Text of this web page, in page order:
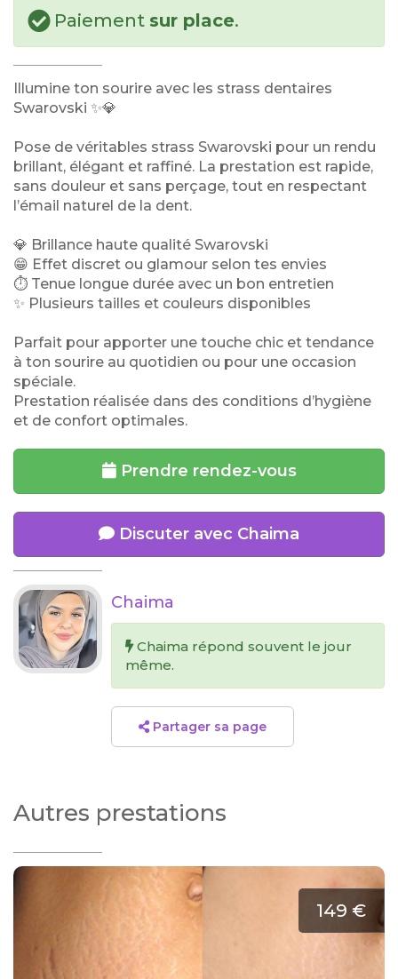
Paiement sur place.
Illumine ton sourire avec les strass dentaires
Swarovski ✨💎
Pose de véritables strass Swarovski pour un rendu
brillant, élégant et raffiné. La prestation est rapide,
sans douleur et sans perçage, tout en respectant
l’émail naturel de la dent.
💎 Brillance haute qualité Swarovski
😁 Effet discret ou glamour selon tes envies
⏱ Tenue longue durée avec un bon entretien
✨ Plusieurs tailles et couleurs disponibles
Parfait pour apporter une touche chic et tendance
à ton sourire au quotidien ou pour une occasion
spéciale.
Prestation réalisée dans des conditions d’hygiène
et de confort optimales.
Prendre rendez-vous
Discuter avec Chaima
Chaima
Chaima répond souvent le jour
même.
Partager sa page
Autres prestations
149 €